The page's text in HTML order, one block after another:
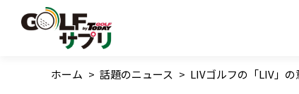
ホーム > 話題のニュース > LIVゴルフの「LIV」